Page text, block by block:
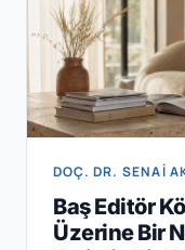
DOÇ. DR. SENAI
Baş Editör
Üzerine Bir